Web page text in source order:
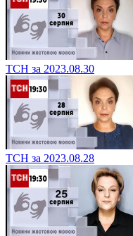
ТСН за 2023.08.30
ТСН за 2023.08.28